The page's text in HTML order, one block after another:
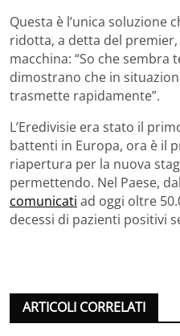
Questa è l’unica soluzione
ridotta, a detta del
macchina: “So che
dimostrano che in
trasmette rapidamente”.
L’Eredivisie era stato il
battenti in Europa, ora è il
riapertura per la nuova
permettendo. Nel Paese,
comunicati ad oggi oltre
decessi di pazienti positivi
ARTICOLI CORRELATI